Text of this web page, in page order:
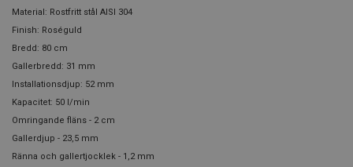
Material: Rostfritt stål AISI 304
Finish: Roséguld
Bredd: 80 cm
Gallerbredd: 31 mm
Installationsdjup: 52 mm
Kapacitet: 50 l/min
Omringande fläns - 2 cm
Gallerdjup - 23,5 mm
Ränna och gallertjocklek - 1,2 mm